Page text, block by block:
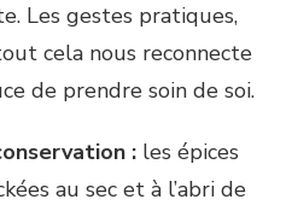
Les gestes pratiques,
cela nous reconnecte
de prendre soin de soi.
: les épices
au sec et à l’abri de